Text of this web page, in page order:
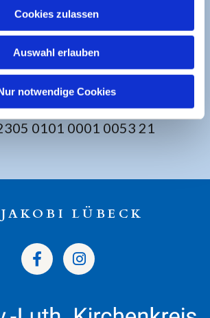
Cookies zulassen
Auswahl erlauben
notwendige Cookies
zu Lübeck
St. Jakobi
0101 0001 0053 21
LÜBECK